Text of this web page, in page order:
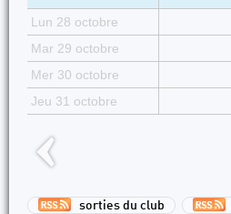
Lun 28 octobre
Mar 29 octobre
Mer 30 octobre
Jeu 31 octobre
sorties du club